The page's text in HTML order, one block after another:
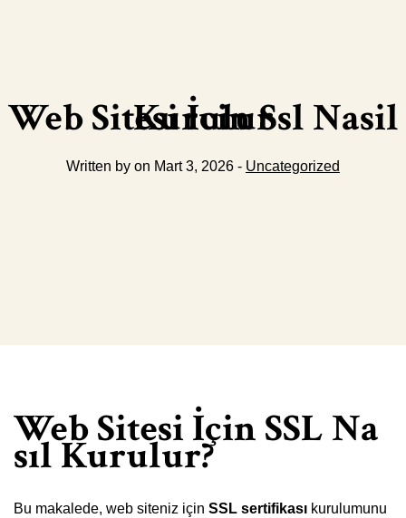
Web Sitesi İcin Ssl Nasil Kurulur
Written by on Mart 3, 2026 - Uncategorized
Web Sitesi İçin SSL Na
sıl Kurulur?
Bu makalede, web siteniz için SSL sertifikası kurulumunu